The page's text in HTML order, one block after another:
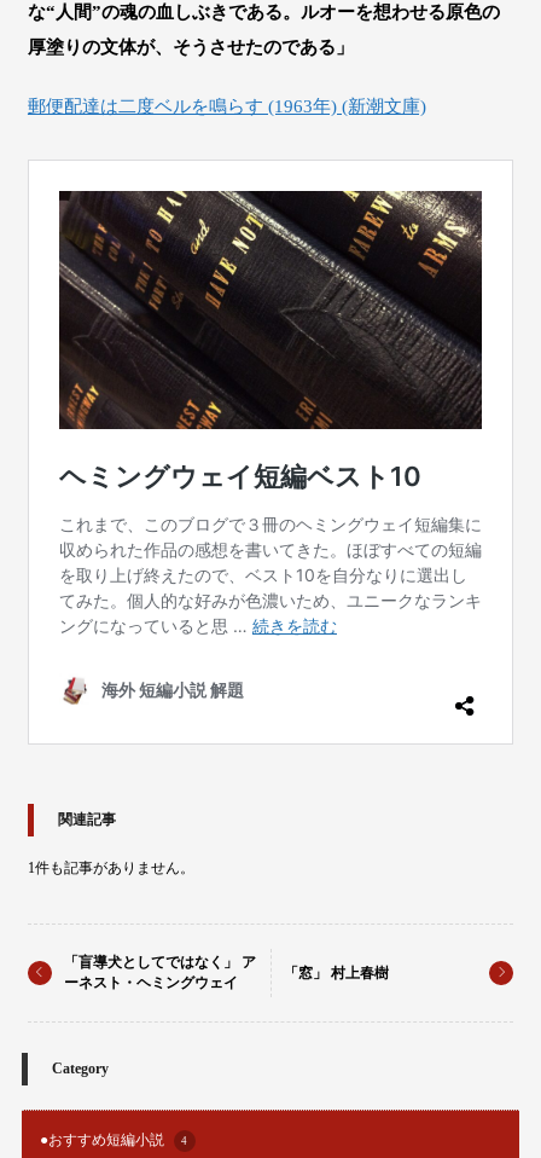
な“人間”の魂の血しぶきである。ルオーを想わせる原色の
厚塗りの文体が、そうさせたのである」
郵便配達は二度ベルを鳴らす (1963年) (新潮文庫)
関連記事
1件も記事がありません。
「盲導犬としてではなく」 ア
ーネスト・ヘミングウェイ
「窓」 村上春樹
Category
●おすすめ短編小説 4